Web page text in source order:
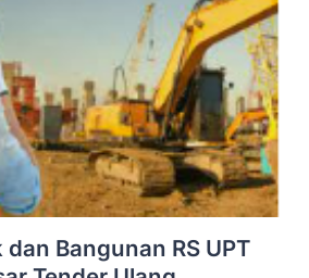
Bangunan RS UPT